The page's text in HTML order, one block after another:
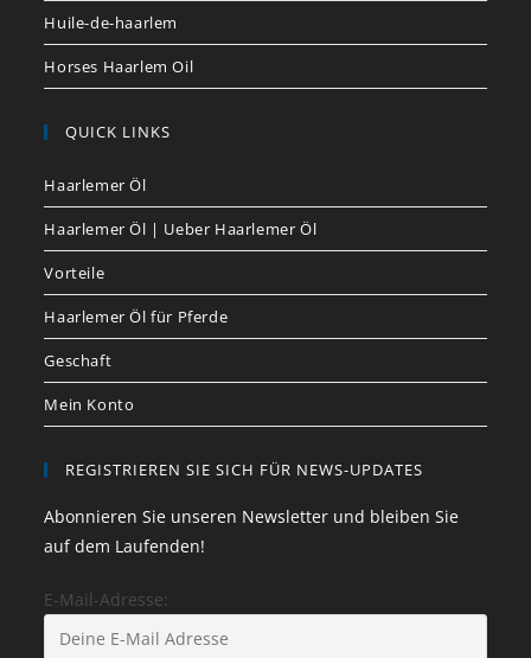
Huile-de-haarlem
Horses Haarlem Oil
QUICK LINKS
Haarlemer Öl
Haarlemer Öl | Ueber Haarlemer Öl
Vorteile
Haarlemer Öl für Pferde
Geschaft
Mein Konto
REGISTRIEREN SIE SICH FÜR NEWS-UPDATES
Abonnieren Sie unseren Newsletter und bleiben Sie
auf dem Laufenden!
E-Mail-Adresse: